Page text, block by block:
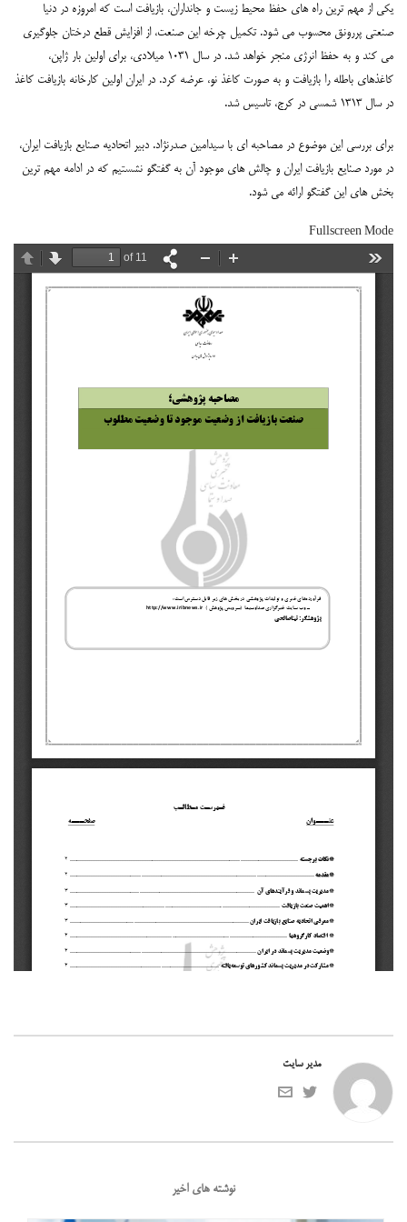
یکی از مهم ترین راه های حفظ محیط زیست و جانداران، بازیافت است که امروزه در دنیا
صنعتی پررونق محسوب می شود. تکمیل چرخه این صنعت، از افزایش قطع درختان جلوگیری
می کند و به حفظ انرژی منجر خواهد شد. در سال ۱۰۳۱ میلادی، برای اولین بار ژاپن،
کاغذهای باطله را بازیافت و به صورت کاغذ نو، عرضه کرد. در ایران اولین کارخانه بازیافت کاغذ
در سال ۱۳۱۳ شمسی در کرج، تاسیس شد.
برای بررسی این موضوع در مصاحبه ای با سیدامین صدرنژاد. دبیر اتحادیه صنایع بازیافت ایران،
در مورد صنایع بازیافت ایران و چالش های موجود آن به گفتگو نشستیم که در ادامه مهم ترین
بخش های این گفتگو ارائه می شود.
Fullscreen Mode
مدیر سایت
نوشته های اخیر